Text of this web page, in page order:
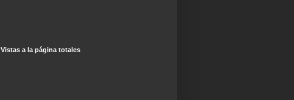
Vistas a la página totales